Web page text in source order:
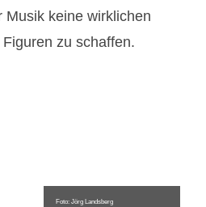
Musik keine wirklichen
zu schaffen.
Foto: Jörg Landsberg